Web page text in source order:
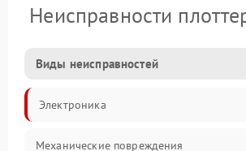
Неисправности
Виды неисправностей
Электроника
Механические повреждения